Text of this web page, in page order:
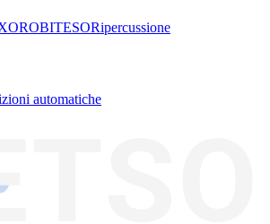
BITESORipercussione
automatiche